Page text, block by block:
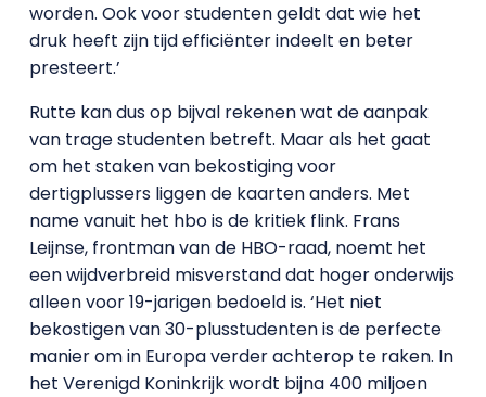
worden. Ook voor studenten geldt dat wie het
druk heeft zijn tijd efficiënter indeelt en beter
presteert.’
Rutte kan dus op bijval rekenen wat de aanpak
van trage studenten betreft. Maar als het gaat
om het staken van bekostiging voor
dertigplussers liggen de kaarten anders. Met
name vanuit het hbo is de kritiek flink. Frans
Leijnse, frontman van de HBO-raad, noemt het
een wijdverbreid misverstand dat hoger onderwijs
alleen voor 19-jarigen bedoeld is. ‘Het niet
bekostigen van 30-plusstudenten is de perfecte
manier om in Europa verder achterop te raken. In
het Verenigd Koninkrijk wordt bijna 400 miljoen